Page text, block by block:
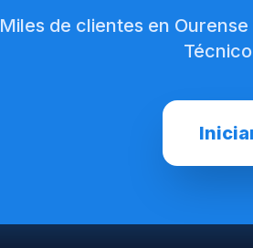
Miles de clientes en